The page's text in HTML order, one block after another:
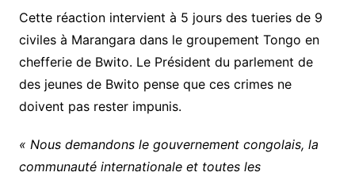
Cette réaction intervient à 5 jours des tueries de 9
civiles à Marangara dans le groupement Tongo en
chefferie de Bwito. Le Président du parlement de
des jeunes de Bwito pense que ces crimes ne
doivent pas rester impunis.
« Nous demandons le gouvernement congolais, la
communauté internationale et toutes les